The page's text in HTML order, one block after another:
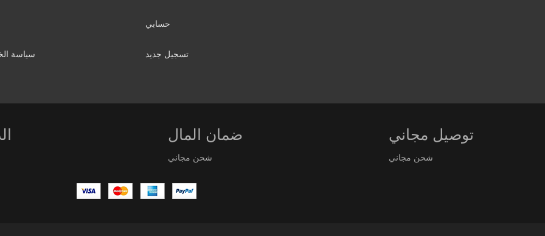
حسابي
تسجيل جديد سياسة
توصيل مجاني
شحن مجاني
ضمان المال
شحن مجاني